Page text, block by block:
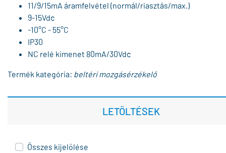
11/9/15mA áramfelvétel (normál/riasztás/max.)
9-15Vdc
-10°C - 55°C
IP30
NC relé kimenet 80mA/30Vdc
Termék kategória: beltéri mozgásérzékelő
LETÖLTÉSEK
Összes kijelölése